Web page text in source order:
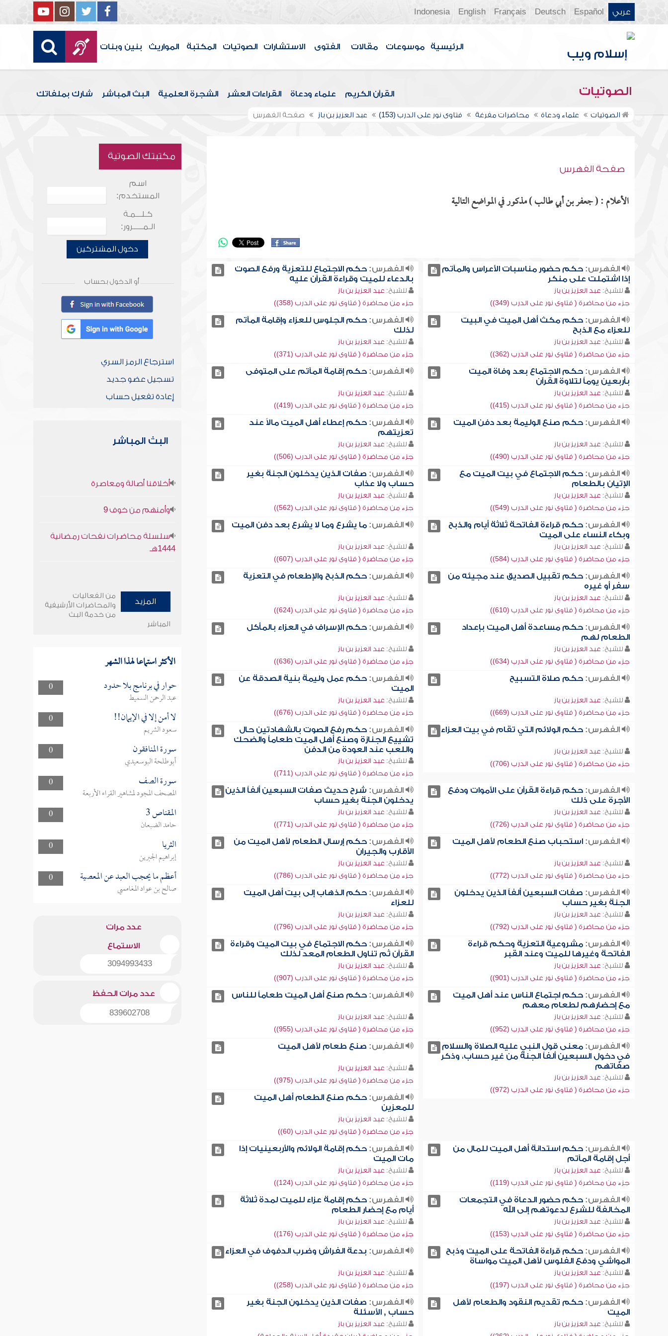
عربي Español
Deutsch
Français
English
Indonesia
الرئيسية موسوعات مقالات الفتوى الاستشارات الصوتيات المكتبة المواريث بنين وبنات
الصوتيات القرآن الكريم علماء ودعاة القراءات العشر الشجرة العلمية البث المباشر شارك بملفاتك
الصوتيات علماء ودعاة محاضرات مفرغة فتاوى نور على الدرب (153) عبد العزيز بن باز صفحة الفهرس
صفحة الفهرس
الأعلام : ( جعفر بن أبي طالب ) مذكور في المواضع التالية
الفهرس:حكم حضور مناسبات الأعراس والمآتم
إذا اشتملت على منكر
للشيخ: عبد العزيز بن باز
جزء من محاضرة ( فتاوى نور على الدرب (349))
الفهرس: حكم الاجتماع للتعزية ورفع الصوت
بالدعاء للميت وقراءة القرآن عليه
للشيخ: عبد العزيز بن باز
جزء من محاضرة ( فتاوى نور على الدرب (358))
الفهرس:حكم مكث أهل الميت في البيت
للعزاء مع الذبح
للشيخ: عبد العزيز بن باز
جزء من محاضرة ( فتاوى نور على الدرب (362))
الفهرس: حكم الجلوس للعزاء وإقامة المآتم
لذلك
للشيخ: عبد العزيز بن باز
جزء من محاضرة ( فتاوى نور على الدرب (371))
الفهرس:حكم الاجتماع بعد وفاة الميت
بأربعين يوماً لتلاوة القرآن
للشيخ: عبد العزيز بن باز
جزء من محاضرة ( فتاوى نور على الدرب (415))
الفهرس: حكم إقامة المآتم على المتوفى
للشيخ: عبد العزيز بن باز
جزء من محاضرة ( فتاوى نور على الدرب (419))
الفهرس:حكم صنع الوليمة بعد دفن الميت
للشيخ: عبد العزيز بن باز
جزء من محاضرة ( فتاوى نور على الدرب (490))
الفهرس: حكم إعطاء أهل الميت مالاً عند
تعزيتهم
للشيخ: عبد العزيز بن باز
جزء من محاضرة ( فتاوى نور على الدرب (506))
الفهرس:حكم الاجتماع في بيت الميت مع
الإتيان بالطعام
للشيخ: عبد العزيز بن باز
جزء من محاضرة ( فتاوى نور على الدرب (549))
الفهرس: صفات الذين يدخلون الجنة بغير
حساب ولا عذاب
للشيخ: عبد العزيز بن باز
جزء من محاضرة ( فتاوى نور على الدرب (562))
الفهرس:حكم قراءة الفاتحة ثلاثة أيام والذبح
وبكاء النساء على الميت
للشيخ: عبد العزيز بن باز
جزء من محاضرة ( فتاوى نور على الدرب (584))
الفهرس: ما يشرع وما لا يشرع بعد دفن الميت
للشيخ: عبد العزيز بن باز
جزء من محاضرة ( فتاوى نور على الدرب (607))
الفهرس:حكم تقبيل الصديق عند مجيئه من
سفر أو غيره
للشيخ: عبد العزيز بن باز
جزء من محاضرة ( فتاوى نور على الدرب (610))
الفهرس: حكم الذبح والإطعام في التعزية
للشيخ: عبد العزيز بن باز
جزء من محاضرة ( فتاوى نور على الدرب (624))
الفهرس:حكم مساعدة أهل الميت بإعداد
الطعام لهم
للشيخ: عبد العزيز بن باز
جزء من محاضرة ( فتاوى نور على الدرب (634))
الفهرس: حكم الإسراف في العزاء بالمأكل
للشيخ: عبد العزيز بن باز
جزء من محاضرة ( فتاوى نور على الدرب (636))
الفهرس:حكم صلاة التسبيح
للشيخ: عبد العزيز بن باز
جزء من محاضرة ( فتاوى نور على الدرب (669))
الفهرس: حكم عمل وليمة بنية الصدقة عن
الميت
للشيخ: عبد العزيز بن باز
جزء من محاضرة ( فتاوى نور على الدرب (676))
الفهرس:حكم الولائم التي تقام في بيت العزاء
للشيخ: عبد العزيز بن باز
جزء من محاضرة ( فتاوى نور على الدرب (706))
الفهرس: حكم رفع الصوت بالشهادتين حال
تشييع الجنازة وصنع أهل الميت طعاماً والضحك
واللعب عند العودة من الدفن
للشيخ: عبد العزيز بن باز
جزء من محاضرة ( فتاوى نور على الدرب (711))
الفهرس:حكم قراءة القرآن على الأموات ودفع
الأجرة على ذلك
للشيخ: عبد العزيز بن باز
جزء من محاضرة ( فتاوى نور على الدرب (726))
الفهرس: شرح حديث صفات السبعين ألفاً الذين
يدخلون الجنة بغير حساب
للشيخ: عبد العزيز بن باز
جزء من محاضرة ( فتاوى نور على الدرب (771))
الفهرس:استحباب صنع الطعام لأهل الميت
للشيخ: عبد العزيز بن باز
جزء من محاضرة ( فتاوى نور على الدرب (772))
الفهرس: حكم إرسال الطعام لأهل الميت من
الأقارب والجيران
للشيخ: عبد العزيز بن باز
جزء من محاضرة ( فتاوى نور على الدرب (786))
الفهرس: صفات السبعين ألفاً الذين يدخلون
الجنة بغير حساب
للشيخ: عبد العزيز بن باز
جزء من محاضرة ( فتاوى نور على الدرب (792))
الفهرس: حكم الذهاب إلى بيت أهل الميت
للعزاء
للشيخ: عبد العزيز بن باز
جزء من محاضرة ( فتاوى نور على الدرب (796))
الفهرس:مشروعية التعزية وحكم قراءة
الفاتحة وغيرها للميت وعند القبر
للشيخ: عبد العزيز بن باز
جزء من محاضرة ( فتاوى نور على الدرب (901))
الفهرس: حكم الاجتماع في بيت الميت وقراءة
القرآن ثم تناول الطعام المعد لذلك
للشيخ: عبد العزيز بن باز
جزء من محاضرة ( فتاوى نور على الدرب (907))
الفهرس:حكم اجتماع الناس عند أهل الميت
مع إحضارهم لطعام معهم
للشيخ: عبد العزيز بن باز
جزء من محاضرة ( فتاوى نور على الدرب (952))
الفهرس: حكم صنع أهل الميت طعاماً للناس
للشيخ: عبد العزيز بن باز
جزء من محاضرة ( فتاوى نور على الدرب (955))
الفهرس:معنى قول النبي عليه الصلاة والسلام
في دخول السبعين ألفاً الجنة من غير حساب، وذكر
صفاتهم
للشيخ: عبد العزيز بن باز
جزء من محاضرة ( فتاوى نور على الدرب (972))
الفهرس: صنع طعام لأهل الميت
للشيخ: عبد العزيز بن باز
جزء من محاضرة ( فتاوى نور على الدرب (975))
الفهرس: حكم صنع الطعام أهل الميت
للمعزين
للشيخ: عبد العزيز بن باز
جزء من محاضرة ( فتاوى نور على الدرب (60))
الفهرس:حكم استدانة أهل الميت للمال من
أجل إقامة المآتم
للشيخ: عبد العزيز بن باز
جزء من محاضرة ( فتاوى نور على الدرب (119))
الفهرس: حكم إقامة الولائم والأربعينيات إذا
مات الميت
للشيخ: عبد العزيز بن باز
جزء من محاضرة ( فتاوى نور على الدرب (124))
الفهرس:حكم حضور الدعاة في التجمعات
المخالفة للشرع لدعوتهم إلى الله
للشيخ: عبد العزيز بن باز
جزء من محاضرة ( فتاوى نور على الدرب (153))
الفهرس: حكم إقامة عزاء للميت لمدة ثلاثة
أيام مع إحضار الطعام
للشيخ: عبد العزيز بن باز
جزء من محاضرة ( فتاوى نور على الدرب (176))
الفهرس:حكم قراءة الفاتحة على الميت وذبح
المواشي ودفع الفلوس لأهل الميت مواساة
للشيخ: عبد العزيز بن باز
جزء من محاضرة ( فتاوى نور على الدرب (197))
الفهرس: بدعة الفراش وضرب الدفوف في العزاء
للشيخ: عبد العزيز بن باز
جزء من محاضرة ( فتاوى نور على الدرب (258))
الفهرس:حكم تقديم النقود والطعام لأهل
الميت
للشيخ: عبد العزيز بن باز
الفهرس: صفات الذين يدخلون الجنة بغير
حساب , الأسئلة
للشيخ: عبد العزيز بن باز
مكتبتك الصوتية
اسم
المستخدم:
كـلـــمـة
الـمـــــرور:
دخول المشتركين
أو الدخول بحساب
استرجاع الرمز السري
تسجيل عضو جديد
إعادة تفعيل حساب
البث المباشر
أخلاقنا أصالة ومعاصرة
وأمنهم من خوف 9
سلسلة محاضرات نفحات رمضانية
1444هـ
المزيد
من الفعاليات
والمحاضرات الأرشيفية
من خدمة البث
المباشر
الأكثر استماعا لهذا الشهر
0 حوار في برنامج بلا حدود
عبد الرحمن السميط
0
لا أمن إلا في الإيمان!!
سعود الشريم
0
سورة المنافقون
أبوطلحة البوسعيدي
0
سورة الصف
المصحف المجود لمشاهير القراء الأربعة
0
المقناص 3
حامد الضبعان
0
الثريا
إبراهيم الجبرين
0
أعظم ما يحجب العبد عن المعصية
صالح بن عواد المغامسي
عدد مرات
الاستماع
3094993433
عدد مرات الحفظ
839602708